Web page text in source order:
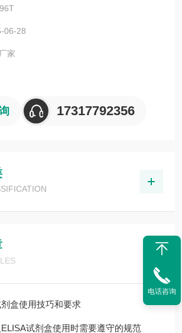
合作品牌。期待合作共赢。
06-28
家
17317792356
盒使用技巧和要求
试剂盒使用时需要遵守的规范
电话咨询